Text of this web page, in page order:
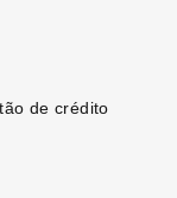
de crédito